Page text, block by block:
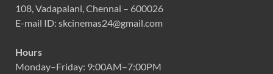
108, Vadapalani, Chennai – 600026
E-mail ID: skcinemas24@gmail.com
Hours
Monday–Friday: 9:00AM–7:00PM